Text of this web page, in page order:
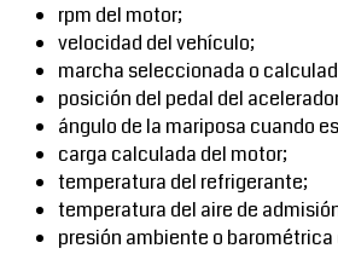
rpm del motor;
velocidad del vehículo;
marcha seleccionada o
posición del pedal del
ángulo de la mariposa cuando
carga calculada del motor;
temperatura del refrigerante;
temperatura del aire de
presión ambiente o